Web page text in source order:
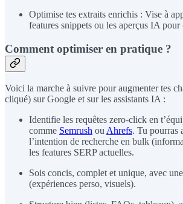
Optimise tes extraits enrichis : Vise à
features snippets ou les aperçus IA pour
Comment optimiser en pratique ?
Voici la marche à suivre pour augmenter tes
cliqué) sur Google et sur les assistants IA :
Identifie les requêtes zero-click en
comme Semrush ouAhrefs. Tu pourras
l’intention de recherche en bulk
les features SERP actuelles.
Sois concis, complet et unique, avec
(expériences perso, visuels).